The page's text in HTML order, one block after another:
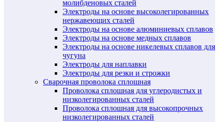
молибденовых сталей
Электроды на основе высоколегированных
нержавеющих сталей
Электроды на основе алюминиевых сплавов
Электроды на основе медных сплавов
Электроды на основе никелевых сплавов для
чугуна
Электроды для наплавки
Электроды для резки и строжки
Сварочная проволока сплошная
Проволока сплошная для углеродистых и
низколегированных сталей
Проволока сплошная для высокопрочных
низколегированных сталей